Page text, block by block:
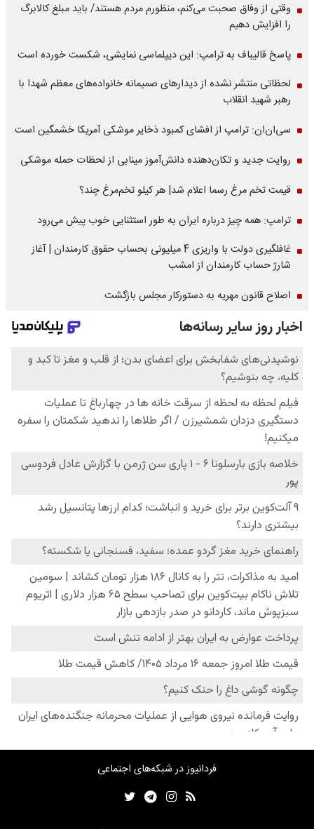
وقتی از وفاق صحبت می‌کنم، منظورم مردم هستند/ باید مبلغ کالابرگ
را افزایش دهیم
پاسخ قالیباف به ترامپ: این دیپلماسی نمایشی، شکست خورده است
لحظاتی منتشر نشده از دیدارهای صمیمانه خانواده‌های معظم شهدا با
رهبر شهید انقلاب
سی‌ان‌ان: ترامپ از افشای کمبود ذخایر موشکی آمریکا خشمگین است
روایت جدید و تکان‌دهنده دانش‌آموز مینابی از لحظات حمله موشکی
قیمت تخم مرغ رسما اعلام شد| هر کیلو تخم‌مرغ چند؟
ترامپ: همه چیز درباره ایران به طور استثنایی خوب پیش می‌رود
غافلگیری دولت با واریزی 4 میلیونی بحساب حقوق کارمندان | آغاز
شارژ حساب کارمندان از امشب
اصلاح قانون مهریه به دستورکار مجلس بازگشت
فردانیوز در شبکه‌های اجتماعی